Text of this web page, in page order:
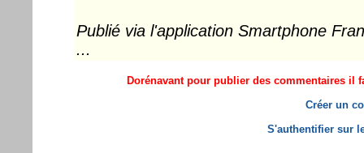
Publié via l'application Smartphone
...
Dorénavant pour publier des commentaires il
Créer un
S'authentifier sur